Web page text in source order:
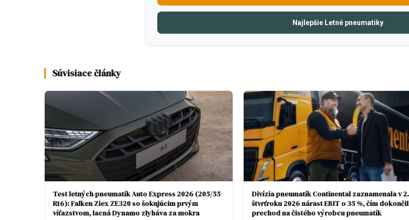
Najlepšie Letné pneumatiky
Súvisiace články
Test letných pneumatík Auto Express 2026 (205/55
R16): Falken Ziex ZE320 so šokujúcim prvým
víťazstvom, lacná Dynamo zlyháva za mokra
Divízia pneumatík Continental zaznamenala v 2.
štvrťroku 2026 nárast EBIT o 35 %, čím
prechod na čistého výrobcu pneumatík